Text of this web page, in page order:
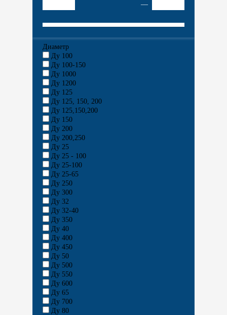
—
Диаметр
Ду 100
Ду 100-150
Ду 1000
Ду 1200
Ду 125
Ду 125, 150, 200
Ду 125,150,200
Ду 150
Ду 200
Ду 200,250
Ду 25
Ду 25 - 100
Ду 25-100
Ду 25-65
Ду 250
Ду 300
Ду 32
Ду 32-40
Ду 350
Ду 40
Ду 400
Ду 450
Ду 50
Ду 500
Ду 550
Ду 600
Ду 65
Ду 700
Ду 80